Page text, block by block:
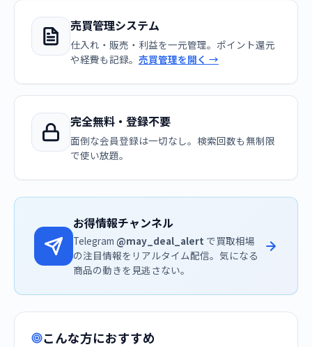
売買管理システム
仕入れ・販売・利益を一元管理。ポイント還元
や経費も記録。 売買管理を開く →
完全無料・登録不要
面倒な会員登録は一切なし。検索回数も無制限
で使い放題。
お得情報チャンネル
Telegram @may_deal_alert で買取相場
の注目情報をリアルタイム配信。気になる
商品の動きを見逃さない。
こんな方におすすめ